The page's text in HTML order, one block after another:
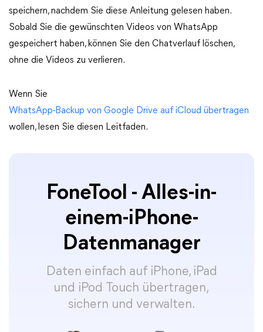
speichern, nachdem Sie diese Anleitung gelesen haben.
Sobald Sie die gewünschten Videos von WhatsApp
gespeichert haben, können Sie den Chatverlauf löschen,
ohne die Videos zu verlieren.
Wenn Sie
WhatsApp-Backup von Google Drive auf iCloud übertragen
wollen, lesen Sie diesen Leitfaden.
FoneTool - Alles-in-
einem-iPhone-
Datenmanager
Daten einfach auf iPhone, iPad
und iPod Touch übertragen,
sichern und verwalten.